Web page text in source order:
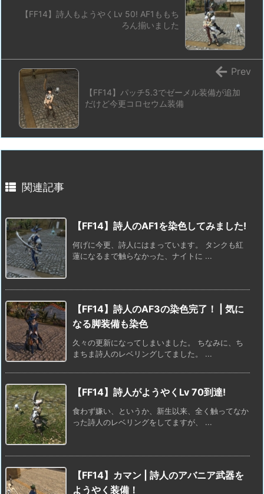
【FF14】詩人もようやくLv 50! AF1ももち
ろん揃いました
【FF14】パッチ5.3でゼーメル装備が追加
だけど今更コロセウム装備
Prev
関連記事
【FF14】詩人のAF1を染色してみました!
何げに今更、詩人にはまっています。 タンクも紅
蓮になるまで触らなかった、ナイトに ...
【FF14】詩人のAF3の染色完了！ | 気に
なる脚装備も染色
久々の更新になってしまいました。 ちなみに、ち
まちま詩人のレベリングしてました。 ...
【FF14】詩人がようやくLv 70到達!
食わず嫌い、というか、新生以来、全く触ってなか
った詩人のレベリングをしてますが、 ...
【FF14】カマン | 詩人のアバニア武器を
ようやく装備！